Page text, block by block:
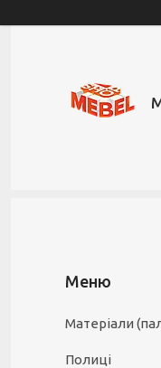
Матеріали
Полиці